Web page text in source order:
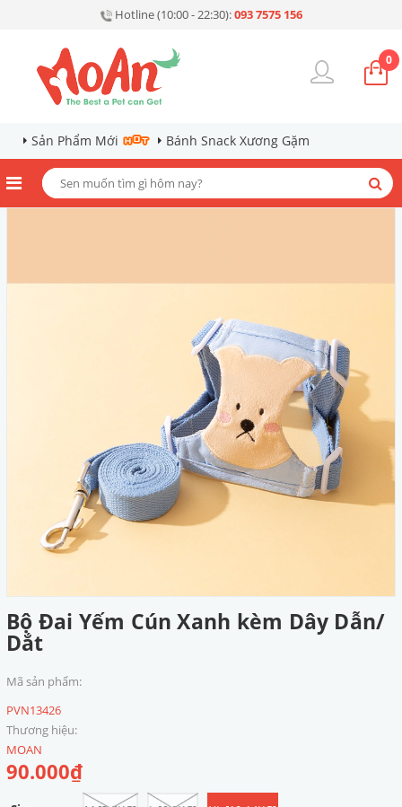
Hotline (10:00 - 22:30):093 7575 156
0
Sản Phẩm Mới Bánh Snack Xương Gặm
Bộ Đai Yếm Cún Xanh kèm Dây Dẫn/
Dắt
Mã sản phẩm:
PVN13426
Thương hiệu:
MOAN
90.000₫